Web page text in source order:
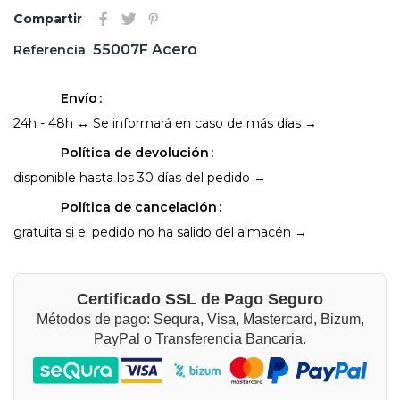
Compartir
Referencia 55007F Acero
Envío
24h - 48h ↔ Se informará en caso de más días →
Política de devolución
disponible hasta los 30 días del pedido →
Política de cancelación
gratuita si el pedido no ha salido del almacén →
Certificado SSL de Pago Seguro
Métodos de pago: Sequra, Visa, Mastercard, Bizum,
PayPal o Transferencia Bancaria.